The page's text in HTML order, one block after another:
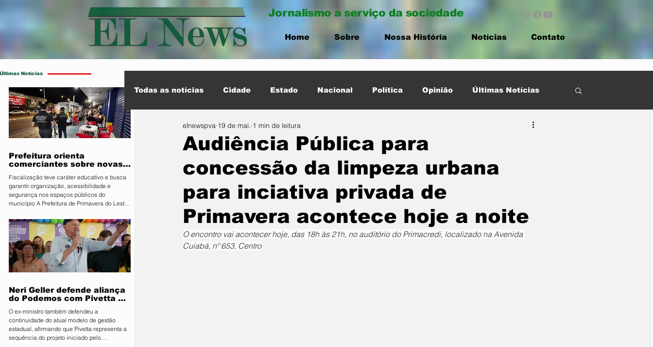
Jornalismo a serviço da sociedade
Home Sobre Nossa História Notícias Contato
Últimas Notícias
Prefeitura orienta
comerciantes sobre novas
trucks
Fiscalização teve caráter educativo e busca
garantir organização, acessibilidade e
segurança nos espaços públicos do
município A Prefeitura de Primavera do Leste,
Segurança Pública e Mobilidade Urbana, em
parceria com a Fiscalização de Obras e
Posturas, realizou uma ação de orientação
aos proprietários de food trucks e
comerciantes ambulantes na noite desta
sexta-feira (31), sobre as novas regras para
utilização de mesas e cadeiras em espa
Neri Geller defende aliança
do Podemos com Pivetta e
com esse acordo
O ex-ministro também defendeu a
continuidade do atual modelo de gestão
estadual, afirmando que Pivetta representa a
sequência do projeto iniciado pelo
Todas as notícias Cidade Estado Nacional Política Opinião Últimas Notícias
Esporte Internacional Destaque Cidade
Audiência Pública para
concessão da limpeza urbana
para inciativa privada de
Primavera acontece hoje a noite
elnewspva 19 de mai. 1 min de leitura
O encontro vai acontecer hoje, das 18h às 21h, no auditório do Primacredi, localizado na Avenida
Cuiabá, nº 653, Centro